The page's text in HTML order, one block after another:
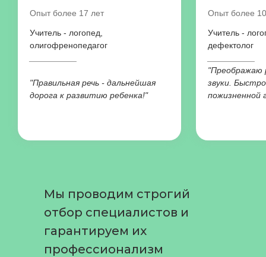
Учитель - логопед,
олигофренопедагог
"Правильная речь - дальнейшая
дорога к развитию ребенка!"
Опыт более 17 лет
Учитель -
дефектолог
"Преображаю
звуки.
пожизненной
Опыт более
Мы проводим строгий
отбор специалистов и
гарантируем их
профессионализм